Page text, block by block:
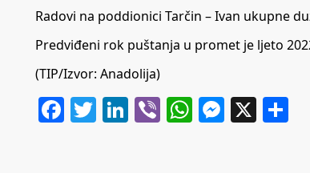
Radovi na poddionici Tarčin – Ivan ukupne
Predviđeni rok puštanja u promet je ljeto
(TIP/Izvor: Anadolija)
Facebook
Twitter
LinkedIn
ViberWhatsApp
X